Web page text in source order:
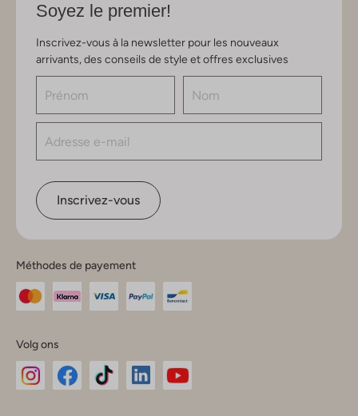
Soyez le premier!
Inscrivez-vous à la newsletter pour les nouveaux
arrivants, des conseils de style et offres exclusives
Inscrivez-vous
Méthodes de payement
Volg ons